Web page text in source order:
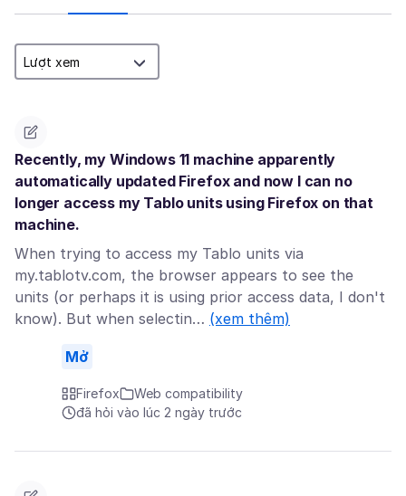
Recently, my Windows 11 machine apparently
automatically updated Firefox and now I can no
longer access my Tablo units using Firefox on that
machine.
When trying to access my Tablo units via
my.tablotv.com, the browser appears to see the
units (or perhaps it is using prior access data, I don't
know). But when selectin… (xem thêm)
Mở
Firefox
Web compatibility
đã hỏi vào lúc 2 ngày trước